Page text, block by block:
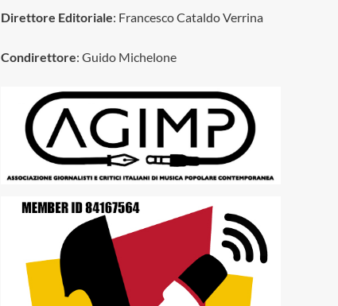
Direttore Editoriale: Francesco Cataldo Verrina
Condirettore: Guido Michelone